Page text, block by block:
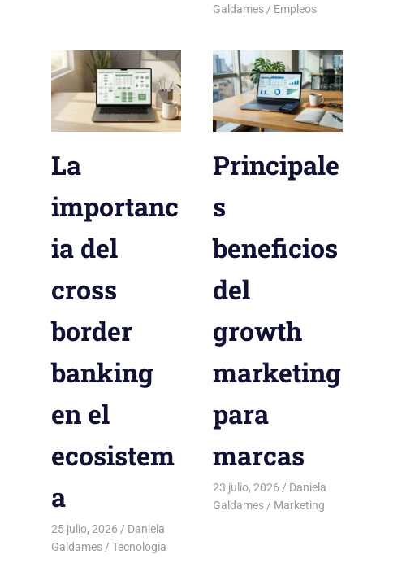
Galdames
Empleos
La
importanc
ia del
cross
border
banking
en el
ecosistem
a
25 julio, 2026
Daniela
Galdames
Tecnologia
Principale
s
beneficios
del
growth
marketing
para
marcas
23 julio, 2026
Daniela
Galdames
Marketing